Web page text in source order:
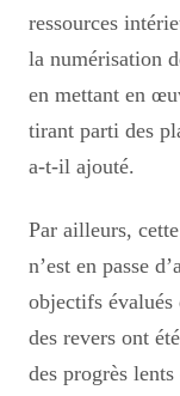
ressources
la numérisation
en mettant en
tirant parti des
a-t-il ajouté.
Par ailleurs,
n’est en passe
objectifs
des revers ont
des progrès